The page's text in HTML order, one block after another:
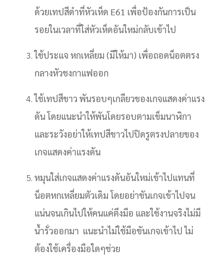
ด้วยเทปสีดำที่หัวเห็ด E61 เพื่อป้องกันการเป็น
รอยในเวลาที่ใส่หัวเห็ดอันใหม่กลับเข้าไป
ใช้ประแจ หกเหลี่ยม (มีให้มา) เพื่อถอดน็อตตรง
กลางหัวชงกาแฟออก
ใช้เทปสีขาว พันรอบๆเกลียวของเกจแสดงค่าแรง
ดัน โดยแนะนำให้พันโดยรอบตามเข็มนาฬิกา
และระวังอย่าให้เทปสีขาวไปปิดรูตรงปลายของ
เกจแสดงค่าแรงดัน
หมุนใส่เกจแสดงค่าแรงดันอันใหม่เข้าไปแทนที่
น็อตหกเหลี่ยมตัวเดิม โดยอย่าขันเกจเข้าไปจน
แน่นจนเกินไปให้คนแค่ตึงมือ และใช้งานจริงไม่มี
น้ำรั่วออกมา แนะนำไม่ใช้มือขันเกจเข้าไป ไม่
ต้องใช้เครื่องมือใดๆช่วย